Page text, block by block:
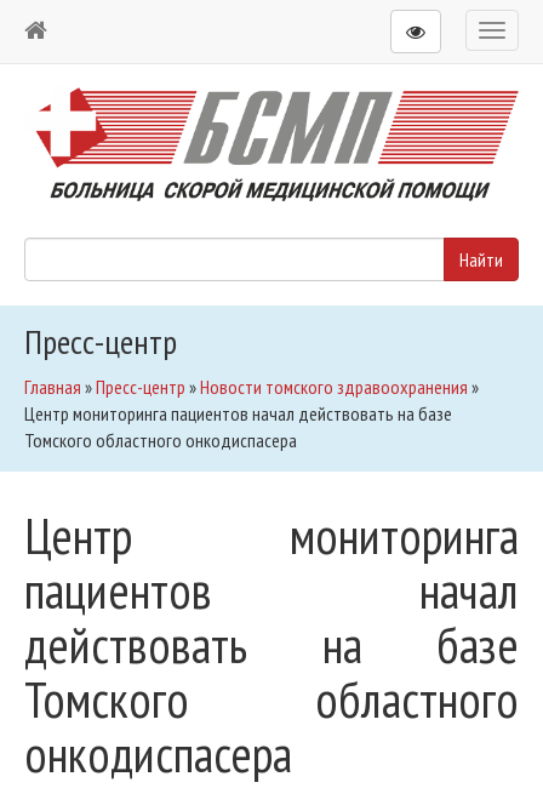
Toggle
Пресс-центр
Главная »Пресс-центр »Новости томского здравоохранения »
Центр мониторинга пациентов начал действовать на базе
Томского областного онкодиспасера
Центр мониторинга
пациентов начал
действовать на базе
Томского областного
онкодиспасера